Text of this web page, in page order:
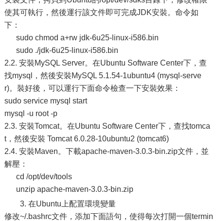
使其可執行，然後運行該文件即可完成JDK安裝。命令如
下：
sudo chmod a+rw jdk-6u25-linux-i586.bin
sudo ./jdk-6u25-linux-i586.bin
2.2. 安裝MySQL Server。在Ubuntu Software Center下，查
找mysql，然後安裝MySQL 5.1.54-1ubuntu4 (mysql-serve
r)。裝好後，可以運行下面命令檢查一下安裝效果：
sudo service mysql start
mysql -u root -p
2.3. 安裝Tomcat。在Ubuntu Software Center下，查找tomca
t，然後安裝 Tomcat 6.0.28-10ubuntu2 (tomcat6)
2.4. 安裝Maven。下載apache-maven-3.0.3-bin.zip文件，並
解壓：
cd /opt/dev/tools
unzip apache-maven-3.0.3-bin.zip
3. 在Ubuntu上配置環境變量
修改~/.bashrc文件，添加下面語句，使得每次打開一個termin